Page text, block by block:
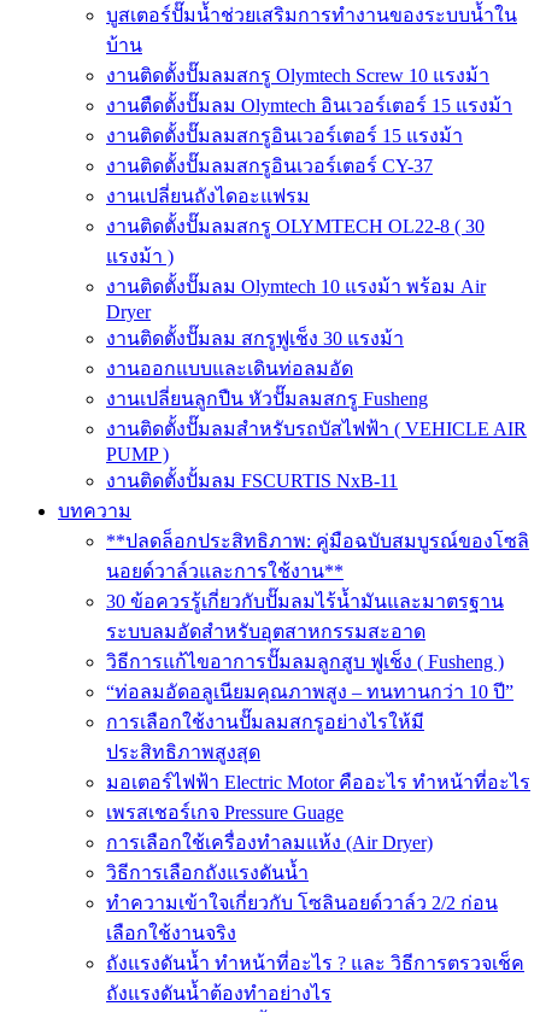
บูสเตอร์ปั๊มน้ำช่วยเสริมการทำงานของระบบน้ำใน
บ้าน
งานติดตั้งปั๊มลมสกรู Olymtech Screw 10 แรงม้า
งานตืดตั้งปั๊มลม Olymtech อินเวอร์เตอร์ 15 แรงม้า
งานติดตั้งปั๊มลมสกรูอินเวอร์เตอร์ 15 แรงม้า
งานติดตั้งปั๊มลมสกรูอินเวอร์เตอร์ CY-37
งานเปลี่ยนถังไดอะแฟรม
งานติดตั้งปั๊มลมสกรู OLYMTECH OL22-8 ( 30
แรงม้า )
งานติดตั้งปั๊มลม Olymtech 10 แรงม้า พร้อม Air
Dryer
งานติดตั้งปั๊มลม สกรูฟูเช็ง 30 แรงม้า
งานออกแบบและเดินท่อลมอัด
งานเปลี่ยนลูกปืน หัวปั๊มลมสกรู Fusheng
งานติดตั้งปั๊มลมสำหรับรถบัสไฟฟ้า ( VEHICLE AIR
PUMP )
งานติดตั้งปั้มลม FSCURTIS NxB-11
บทความ
**ปลดล็อกประสิทธิภาพ: คู่มือฉบับสมบูรณ์ของโซลิ
นอยด์วาล์วและการใช้งาน**
30 ข้อควรรู้เกี่ยวกับปั๊มลมไร้น้ำมันและมาตรฐาน
ระบบลมอัดสำหรับอุตสาหกรรมสะอาด
วิธีการแก้ไขอาการปั๊มลมลูกสูบ ฟูเช็ง ( Fusheng )
“ท่อลมอัดอลูเนียมคุณภาพสูง – ทนทานกว่า 10 ปี”
การเลือกใช้งานปั๊มลมสกรูอย่างไรให้มี
ประสิทธิภาพสูงสุด
มอเตอร์ไฟฟ้า Electric Motor คืออะไร ทำหน้าที่อะไร
เพรสเชอร์เกจ Pressure Guage
การเลือกใช้เครื่องทำลมแห้ง (Air Dryer)
วิธีการเลือกถังแรงดันน้ำ
ทำความเข้าใจเกี่ยวกับ โซลินอยด์วาล์ว 2/2 ก่อน
เลือกใช้งานจริง
ถังแรงดันน้ำ ทำหน้าที่อะไร ? และ วิธีการตรวจเช็ค
ถังแรงดันน้ำต้องทำอย่างไร